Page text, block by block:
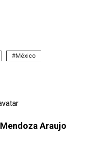
México
Araujo